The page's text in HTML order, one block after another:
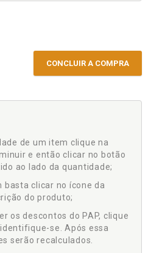
CONCLUIR A COMPRA
de um item clique na
e então clicar no botão
ao lado da quantidade;
basta clicar no ícone da
do produto;
os descontos do PAP, clique
se. Após essa
serão recalculados.